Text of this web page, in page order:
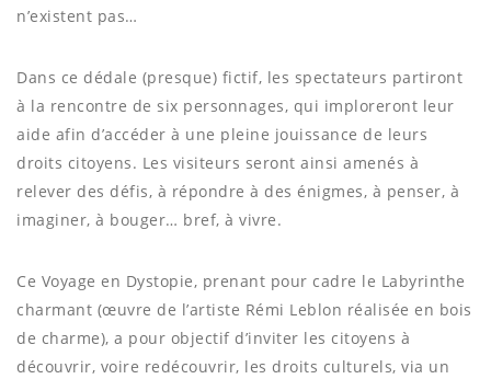
n’existent pas…
Dans ce dédale (presque) fictif, les spectateurs partiront
à la rencontre de six personnages, qui imploreront leur
aide afin d’accéder à une pleine jouissance de leurs
droits citoyens. Les visiteurs seront ainsi amenés à
relever des défis, à répondre à des énigmes, à penser, à
imaginer, à bouger… bref, à vivre.
Ce Voyage en Dystopie, prenant pour cadre le Labyrinthe
charmant (œuvre de l’artiste Rémi Leblon réalisée en bois
de charme), a pour objectif d’inviter les citoyens à
découvrir, voire redécouvrir, les droits culturels, via un